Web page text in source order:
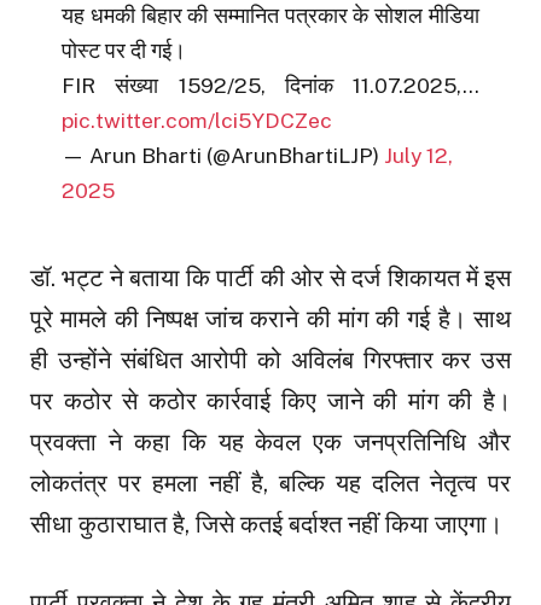
यह धमकी बिहार की सम्मानित पत्रकार के सोशल मीडिया
पोस्ट पर दी गई।
FIR संख्या 1592/25, दिनांक 11.07.2025,…
pic.twitter.com/lci5YDCZec
— Arun Bharti (@ArunBhartiLJP) July 12,
2025
डॉ. भट्ट ने बताया कि पार्टी की ओर से दर्ज शिकायत में इस
पूरे मामले की निष्पक्ष जांच कराने की मांग की गई है। साथ
ही उन्होंने संबंधित आरोपी को अविलंब गिरफ्तार कर उस
पर कठोर से कठोर कार्रवाई किए जाने की मांग की है।
प्रवक्ता ने कहा कि यह केवल एक जनप्रतिनिधि और
लोकतंत्र पर हमला नहीं है, बल्कि यह दलित नेतृत्व पर
सीधा कुठाराघात है, जिसे कतई बर्दाश्त नहीं किया जाएगा।